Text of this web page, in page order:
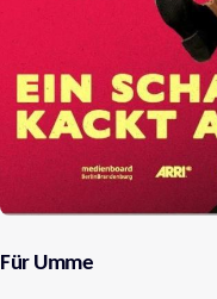
Für Umme